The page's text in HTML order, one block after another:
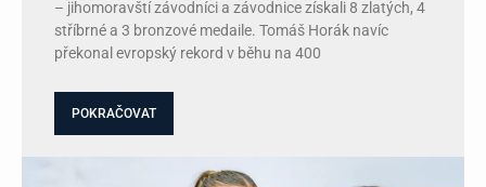
– jihomoravští závodníci a závodnice získali 8 zlatých, 4
stříbrné a 3 bronzové medaile. Tomáš Horák navíc
překonal evropský rekord v běhu na 400
POKRAČOVAT